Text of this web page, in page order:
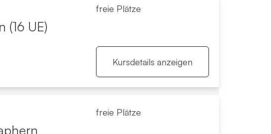
UE)
freie Plätze
Kursdetails anzeigen
freie Plätze